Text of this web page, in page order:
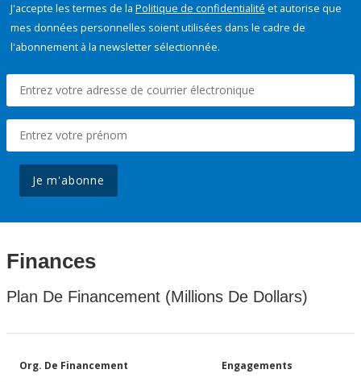
J'accepte les termes de la Politique de confidentialité et autorise que
mes données personnelles soient utilisées dans le cadre de
l'abonnement à la newsletter sélectionnée.
Je m'abonne
Finances
Plan De Financement (Millions De Dollars)
Org. De Financement Engagements